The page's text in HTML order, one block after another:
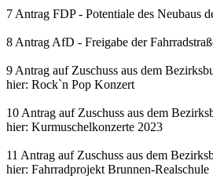
7 Antrag FDP - Potentiale des Neubaus
8 Antrag AfD - Freigabe der
9 Antrag auf Zuschuss aus dem
hier: Rock`n Pop Konzert
10 Antrag auf Zuschuss aus dem
hier: Kurmuschelkonzerte 2023
11 Antrag auf Zuschuss aus dem
hier: Fahrradprojekt Brunnen-Realschule